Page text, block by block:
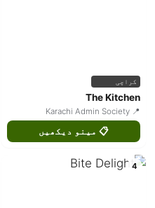
کراچی
The Kitchen
📍 Karachi Admin Society
📋 مینو دیکھیں
4